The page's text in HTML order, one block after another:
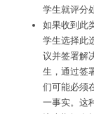
学生就评分
如果收到此
学生选择此
议并签署解
生，通过签
们可能必须
一事实。这